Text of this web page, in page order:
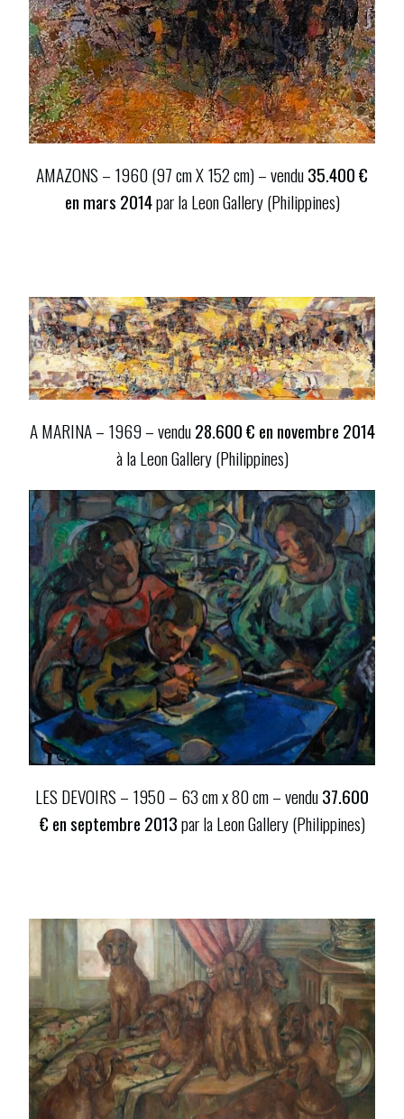
AMAZONS – 1960 (97 cm X 152 cm) – vendu35.400 €
en mars 2014par la Leon Gallery (Philippines)
A MARINA – 1969 – vendu28.600 € en novembre 2014
à la Leon Gallery (Philippines)
LES DEVOIRS – 1950 – 63 cm x 80 cm –vendu37.600
€ en septembre 2013par la Leon Gallery (Philippines)